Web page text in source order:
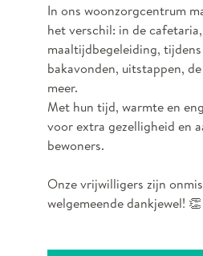
In ons woonzorgcentrum
het verschil: in de
maaltijdbegeleiding,
bakavonden, uitstappen,
meer.
Met hun tijd, warmte en
voor extra gezelligheid en
bewoners.
Onze vrijwilligers zijn
welgemeende dankjewel! 👏